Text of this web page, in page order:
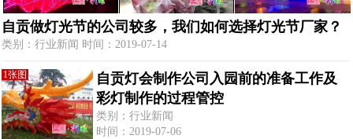
自贡做灯光节的公司较多，我们如何选择灯光节厂家？
类别：行业新闻 时间：2019-07-14
1张图
自贡灯会制作公司入园前的准备工作及
彩灯制作的过程管控
类别：行业新闻
时间：2019-07-06